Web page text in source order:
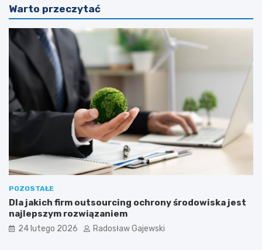
Warto przeczytać
POZOSTAŁE
Dla jakich firm outsourcing ochrony środowiska jest
najlepszym rozwiązaniem
24 lutego 2026 Radosław Gajewski